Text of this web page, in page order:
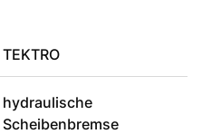
TEKTRO
hydraulische
Scheibenbremse